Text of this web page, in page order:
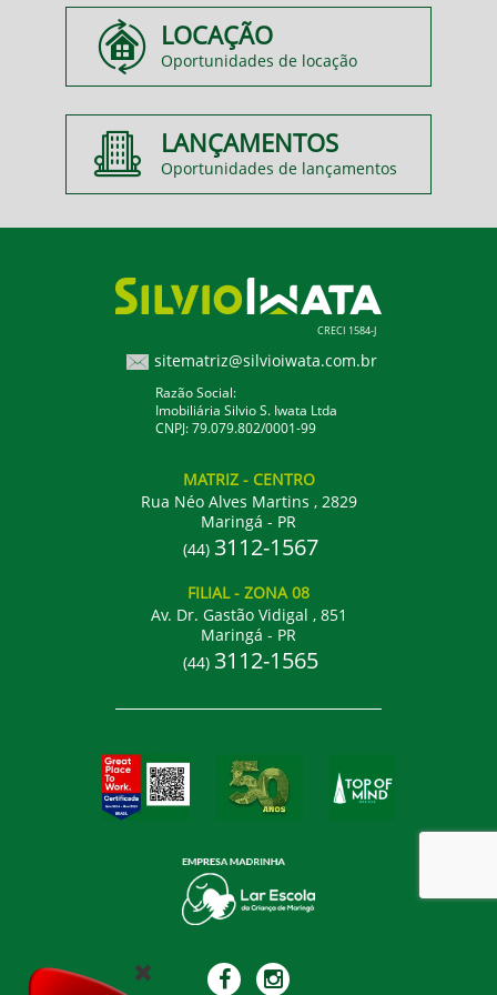
LOCAÇÃO
Oportunidades de locação
LANÇAMENTOS
Oportunidades de lançamentos
CRECI 1584-J
sitematriz@silvioiwata.com.br
Razão Social:
Imobiliária Silvio S. Iwata Ltda
CNPJ: 79.079.802/0001-99
MATRIZ - CENTRO
Rua Néo Alves Martins , 2829
Maringá - PR
(44) 3112-1567
FILIAL- ZONA 08
Av. Dr. Gastão Vidigal , 851
Maringá - PR
(44) 3112-1565